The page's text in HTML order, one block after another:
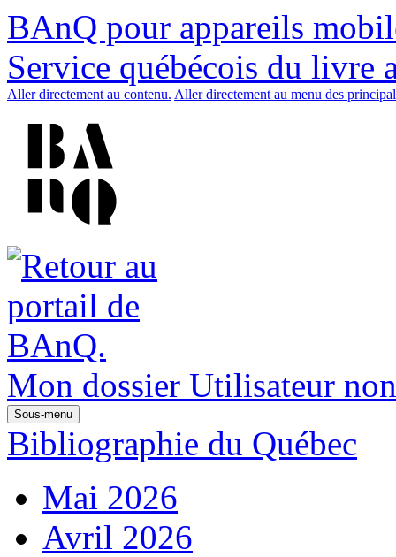
BAnQ pour appareils
Service québécois du livre
Aller directement au contenu. Aller directement au menu des
Mon dossier Utilisateur
Sous-menu
Bibliographie du Québec
Mai 2026
Avril 2026